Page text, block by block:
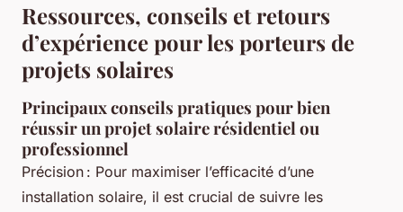
Ressources, conseils et retours
d’expérience pour les porteurs de
projets solaires
Principaux conseils pratiques pour bien
réussir un projet solaire résidentiel ou
professionnel
Précision : Pour maximiser l’efficacité d’une
installation solaire, il est crucial de suivre les